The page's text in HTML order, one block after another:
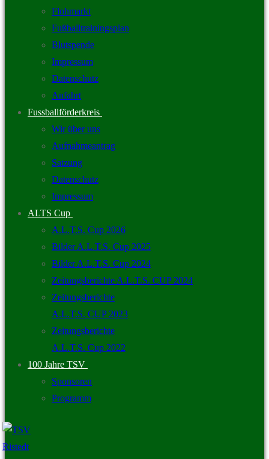
Flohmarkt
Fußballtrainingsplan
Blutspende
Impressum
Datenschutz
Anfahrt
Fussballförderkreis
Wir über uns
Aufnahmeantrag
Satzung
Datenschutz
Impressum
ALTS Cup
A.L.T.S. Cup 2026
Bilder A.L.T.S. Cup 2025
Bilder A.L.T.S. Cup 2024
Zeitungsberichte A.L.T.S. CUP 2024
Zeitungsberichte
A.L.T.S. CUP 2023
Zeitungsberichte
A.L.T.S. Cup 2022
100 Jahre TSV
Sponsoren
Programm